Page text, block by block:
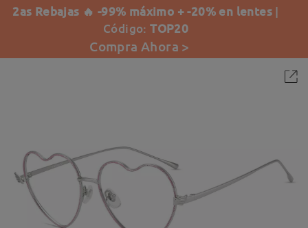
2as Rebajas 🔥 -99% máximo + -20% en lentes |
Código:TOP20
Compra Ahora >